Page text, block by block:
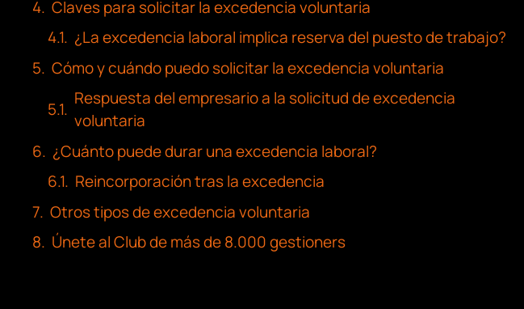
Claves para solicitar la excedencia voluntaria
¿La excedencia laboral implica reserva del puesto de trabajo?
Cómo y cuándo puedo solicitar la excedencia voluntaria
Respuesta del empresario a la solicitud de excedencia
voluntaria
¿Cuánto puede durar una excedencia laboral?
Reincorporación tras la excedencia
Otros tipos de excedencia voluntaria
Únete al Club de más de 8.000 gestioners